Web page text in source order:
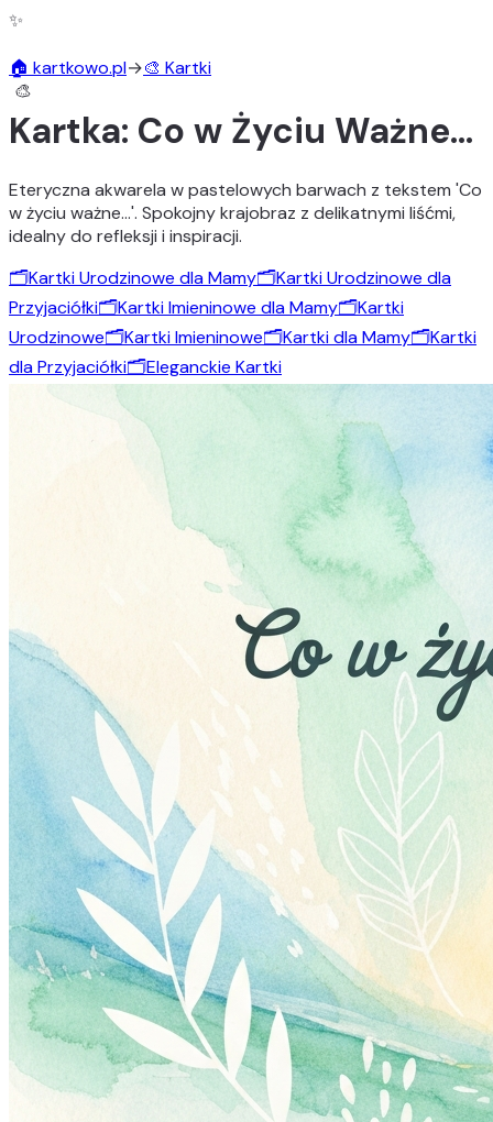
✨
🏠 kartkowo.pl→🎨 Kartki
Kartka: Co w Życiu Ważne…
Eteryczna akwarela w pastelowych barwach z tekstem 'Co
w życiu ważne…'. Spokojny krajobraz z delikatnymi liśćmi,
idealny do refleksji i inspiracji.
🗂️Kartki Urodzinowe dla Mamy🗂️Kartki Urodzinowe dla
Przyjaciółki🗂️Kartki Imieninowe dla Mamy🗂️Kartki
Urodzinowe🗂️Kartki Imieninowe🗂️Kartki dla Mamy🗂️Kartki
dla Przyjaciółki🗂️Eleganckie Kartki